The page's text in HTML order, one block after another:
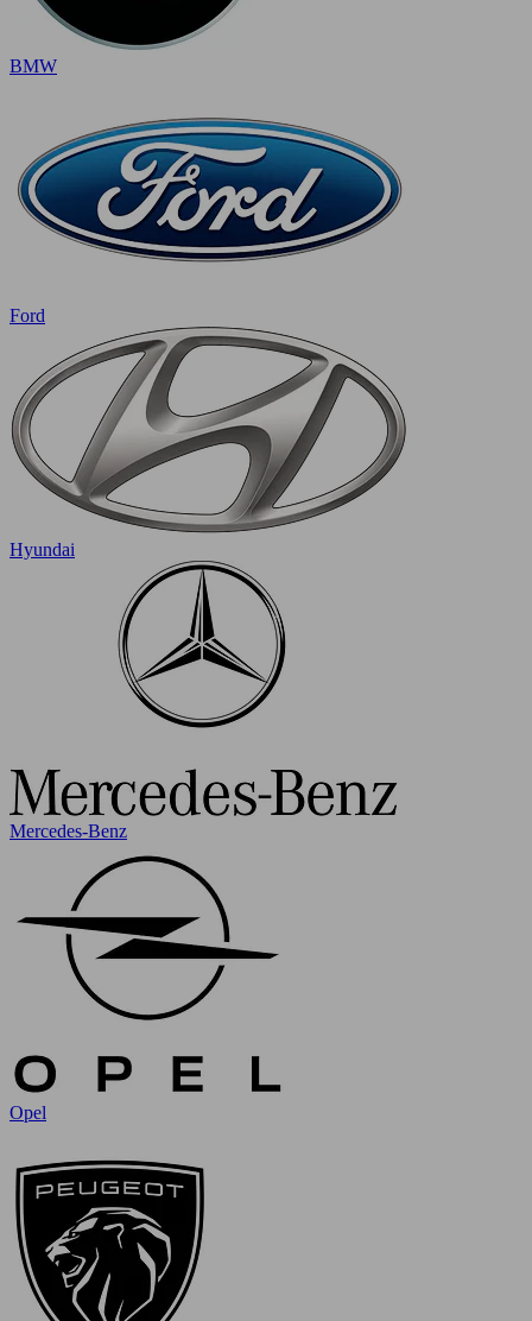
BMW
Ford
Hyundai
Mercedes-Benz
Opel